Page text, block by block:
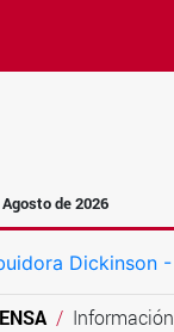
de 2026
Información